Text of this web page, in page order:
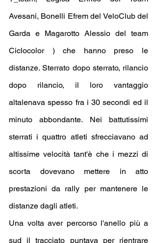
Avesani, Bonelli Efrem del VeloClub del
Garda e Magarotto Alessio del team
Ciclocolor ) che hanno preso le
distanze. Sterrato dopo sterrato, rilancio
dopo rilancio, il loro vantaggio
altalenava spesso fra i 30 secondi ed il
minuto abbondante. Nei battutissimi
sterrati i quattro atleti sfrecciavano ad
altissime velocità tant'è che i mezzi di
scorta dovevano mettere in atto
prestazioni da rally per mantenere le
distanze dagli atleti.
Una volta aver percorso l'anello più a
sud il tracciato puntava per rientrare